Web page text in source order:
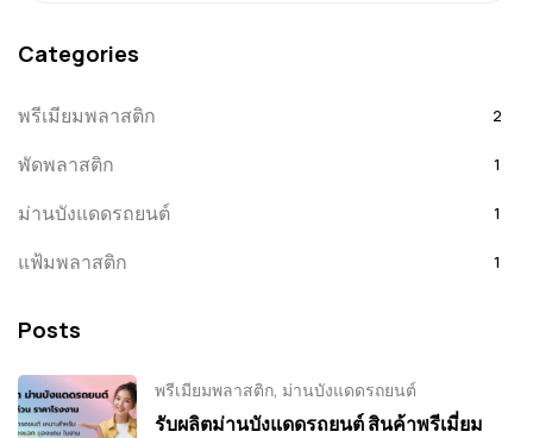
Categories
พรีเมียมพลาสติก 2
พัดพลาสติก 1
ม่านบังแดดรถยนต์ 1
แฟ้มพลาสติก 1
Posts
พรีเมียมพลาสติก, ม่านบังแดดรถยนต์
รับผลิตม่านบังแดดรถยนต์ สินค้าพรีเมี่ยม